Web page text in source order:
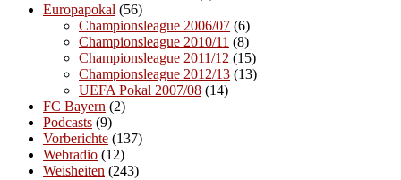
Europapokal (56)
Championsleague 2006/07 (6)
Championsleague 2010/11 (8)
Championsleague 2011/12 (15)
Championsleague 2012/13 (13)
UEFA Pokal 2007/08 (14)
FC Bayern (2)
Podcasts (9)
Vorberichte (137)
Webradio (12)
Weisheiten (243)